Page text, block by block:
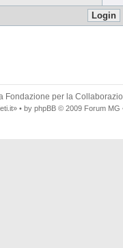
Fondazione per la
• by phpBB © 2009 Forum MG